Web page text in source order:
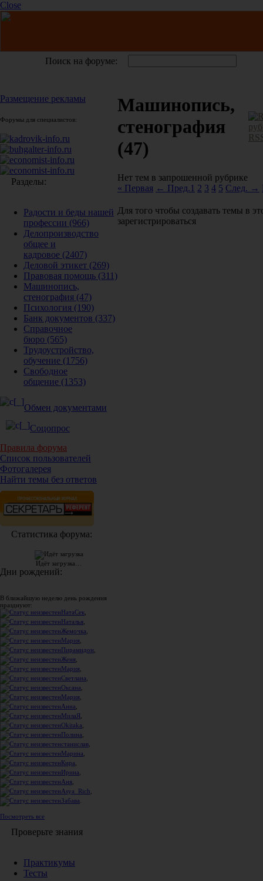
Close
Поиск на форуме:
Размещение рекламы
Форумы для специалистов:
Разделы:
Радости и беды нашей
профессии (966)
Делопроизводство
общее и
кадровое (2407)
Деловой этикет (269)
Правовая помощь (311)
Машинопись,
стенография (47)
Психология (190)
Банк документов (337)
Справочное
бюро (565)
Трудоустройство,
обучение (1756)
Свободное
общение (1353)
Обмен документами
Соцопрос
Правила форума
Список пользователей
Фотогалерея
Найти темы без ответов
Статистика форума:
Идёт загрузка…
Дни рождений:
В ближайшую неделю день рождения
празднуют:
НатаСек
Наталья
Жемочка
Мария
Пирамидон
Женя
Мария
Светлана
Оксана
Мария
Анна
МилаЯ
Okitaka
Полина
станислав
Марина
Кира
Ирина
Аня
Asya_Rich
Забава
Посмотреть все
Проверьте знания
Практикумы
Тесты
Машинопись,
стенография
(47)
Нет тем в запрошенной рубрике
« Первая ← Пред.1 2 3 4 5 След. →
Для того чтобы создавать темы в
зарегистрироваться